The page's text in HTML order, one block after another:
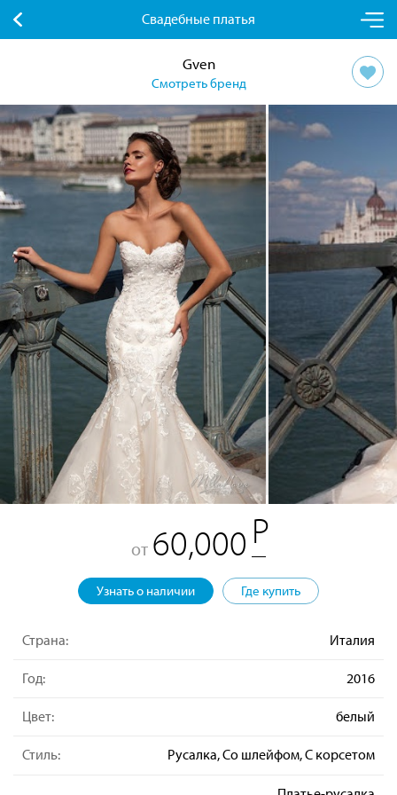
Свадебные платья
Gven
Смотреть бренд
от 60,000
Узнать о наличии Где купить
Страна: Италия
Год: 2016
Цвет: белый
Стиль: Русалка, Со шлейфом, С корсетом